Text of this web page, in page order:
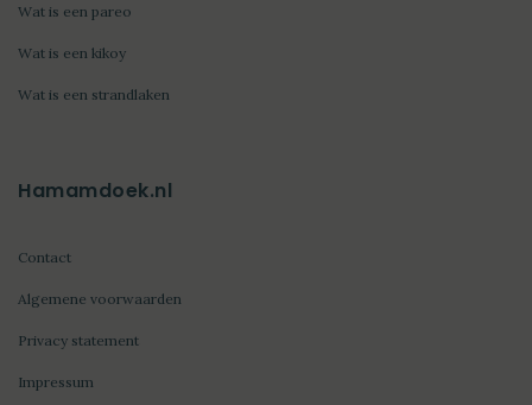
Wat is een pareo
Wat is een kikoy
Wat is een strandlaken
Hamamdoek.nl
Contact
Algemene voorwaarden
Privacy statement
Impressum